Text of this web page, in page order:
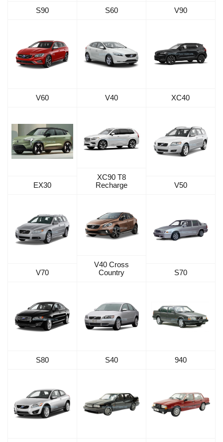
S90 S60 V90
V60 V40 XC40
EX30
XC90 T8
Recharge
V50
V70
V40 Cross
Country
S70
S80 S40 940